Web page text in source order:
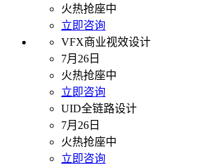
火热抢座中
立即咨询
VFX商业视效设计
7月26日
火热抢座中
立即咨询
UID全链路设计
7月26日
火热抢座中
立即咨询